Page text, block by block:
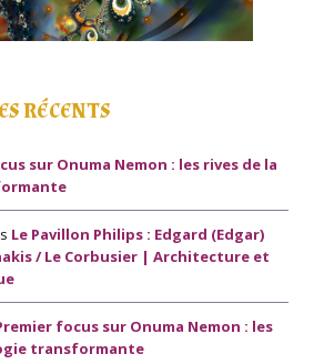
RÉCENTS
sur Onuma Nemon : les rives de la
Le Pavillon Philips : Edgard (Edgar)
/ Le Corbusier | Architecture et
focus sur Onuma Nemon : les
transformante